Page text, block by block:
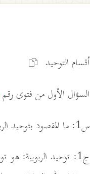
أقسام التوحيد
السؤال الأول من فتوى رقم
س1: ما المقصود بتوحيد الربوبية، وتوحيد الألوهية، وتوحيد الأسماء والصفات والذات؟
ج1: توحيد الربوبية: هو